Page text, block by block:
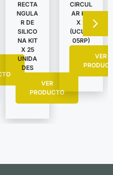
RECTA
NGULA
R DE
SILICO
NA KIT
X 25
UNIDA
DES
VER
PRODUCTO
CIRCUL
AR KIT
X 2
(UCU62
05RP)
VER